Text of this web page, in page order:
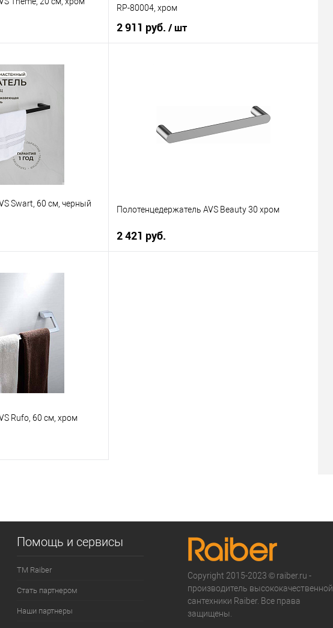
В наличии
RP-80004, хром
2 911 руб. / шт
В наличии
Swart, 60 см, черный
В наличии
Полотенцедержатель AVS Beauty 30 хром
2 421 руб.
Rufo, 60 см, хром
Помощь и сервисы
ТМ Raiber
Стать партнером
Наши партнеры
Copyright 2015-2023 © raiber.ru -
производитель высококачественной
сантехники Raiber. Все права
защищены.